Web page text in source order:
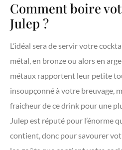
Comment boire
Julep ?
L’idéal sera de servir votre
métal, en bronze ou alors en
métaux rapportent leur petite
insoupçonné à votre breuvage,
fraicheur de ce drink pour une
Julep est réputé pour l’énorme
contient, donc pour savourer